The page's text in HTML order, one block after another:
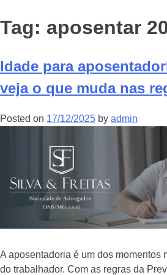
Tag: aposentar
Idade para
veja o que muda nas
Posted on 17/12/2025 by admin
A aposentadoria é um dos momentos
do trabalhador. Com as regras da